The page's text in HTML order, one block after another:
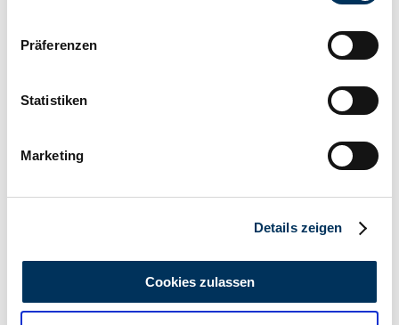
Informationen über Ihre geografische Lage
können
bestimmten Merkmalen (Fingerprinting) identifizieren
Erfahren Sie mehr darüber, wie Ihre persönlichen Daten
analysieren. Außerdem geben wir Informationen zu Ihrer
Präferenzen
Statistiken
Marketing
Details zeigen
Cookies zulassen
corrisponde ai tuoi filtri di ricerca.